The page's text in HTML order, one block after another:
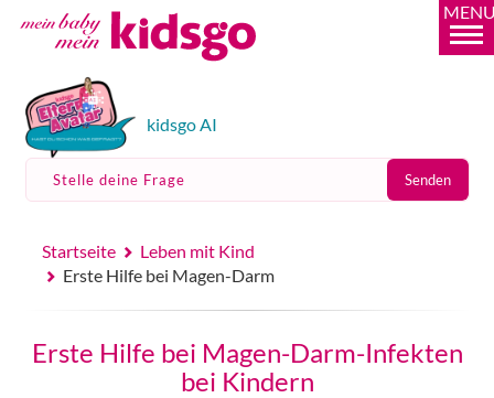
kidsgo AI
Stelle deine Frage Senden
Startseite
Leben mit Kind
Erste Hilfe bei Magen-Darm
Erste Hilfe bei Magen-Darm-Infekten
bei Kindern